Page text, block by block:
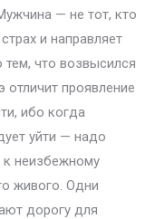
— не тот, кто
и направляет
тем, что возвысился
проявление
ибо когда
уйти — надо
к неизбежному
живого. Одни
дорогу для